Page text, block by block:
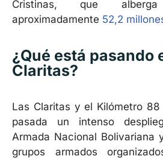
Cristinas, que
aproximadamente 52,2
¿Qué está pasando
Claritas?
Las Claritas y el Kilómetro
pasada un intenso
Armada Nacional Bolivariana
grupos armados